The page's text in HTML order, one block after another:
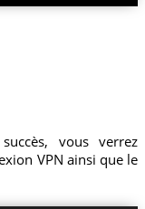
vous verrez
VPN ainsi que le